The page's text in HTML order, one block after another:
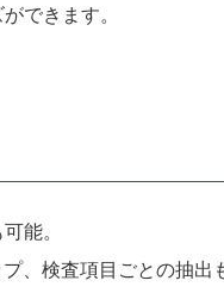
できます。
能。
、検査項目ごとの抽出